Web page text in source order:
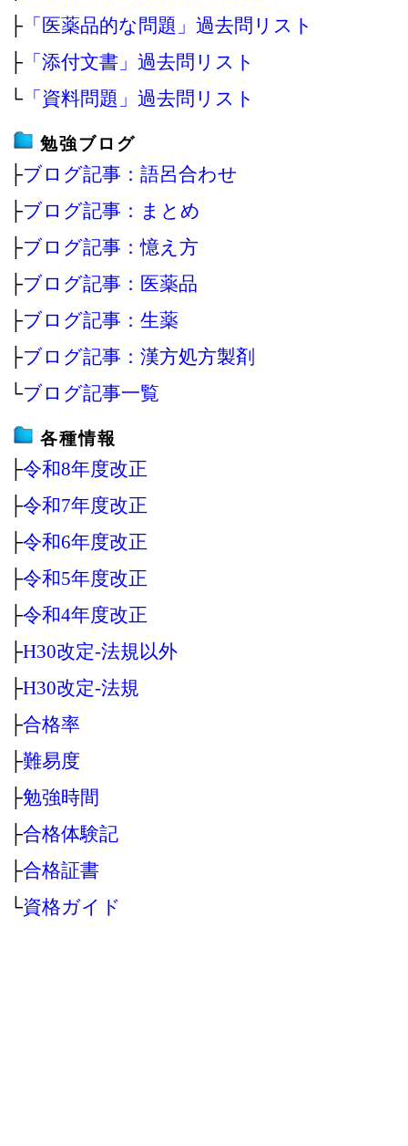
├ 「医薬品的な問題」過去問リスト
├ 「添付文書」過去問リスト
└ 「資料問題」過去問リスト
勉強ブログ
├ブログ記事：語呂合わせ
├ブログ記事：まとめ
├ブログ記事：憶え方
├ブログ記事：医薬品
├ブログ記事：生薬
├ブログ記事：漢方処方製剤
└ブログ記事一覧
各種情報
├令和8年度改正
├令和7年度改正
├令和6年度改正
├令和5年度改正
├令和4年度改正
├H30改定‐法規以外
├H30改定‐法規
├合格率
├難易度
├勉強時間
├合格体験記
├合格証書
└資格ガイド